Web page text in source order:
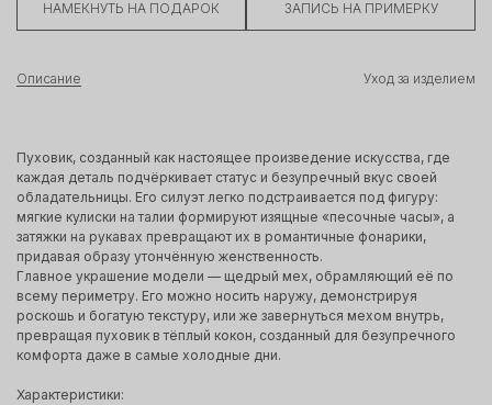
НАМЕКНУТЬ НА ПОДАРОК ЗАПИСЬ НА ПРИМЕРКУ
Описание Уход за изделием
Пуховик, созданный как настоящее произведение искусства, где
каждая деталь подчёркивает статус и безупречный вкус своей
обладательницы. Его силуэт легко подстраивается под фигуру:
мягкие кулиски на талии формируют изящные «песочные часы», а
затяжки на рукавах превращают их в романтичные фонарики,
придавая образу утончённую женственность.
Главное украшение модели — щедрый мех, обрамляющий её по
всему периметру. Его можно носить наружу, демонстрируя
роскошь и богатую текстуру, или же завернуться мехом внутрь,
превращая пуховик в тёплый кокон, созданный для безупречного
комфорта даже в самые холодные дни.
Характеристики: